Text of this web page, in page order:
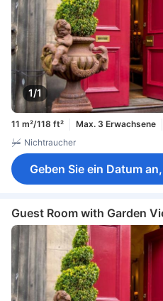
1/1
11 m²/118 ft² Max. 3 Erwachsene
Nichtraucher
Geben Sie ein Datum
Guest Room with Garden